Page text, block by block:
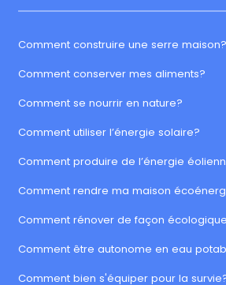
Comment construire une serre maison?
Comment conserver mes aliments?
Comment se nourrir en nature?
Comment utiliser l’énergie solaire?
Comment produire de l’énergie
Comment rendre ma maison
Comment rénover de façon
Comment être autonome en eau
Comment bien s'équiper pour la